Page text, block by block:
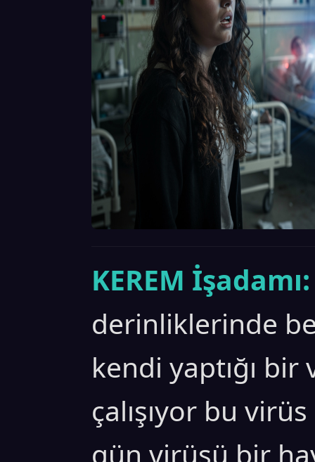
KEREM İşadamı:
derinliklerinde
kendi yaptığı
çalışıyor bu
gün virüsü bir